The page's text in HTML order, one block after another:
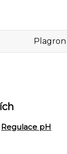
Plagron
Regulace pH